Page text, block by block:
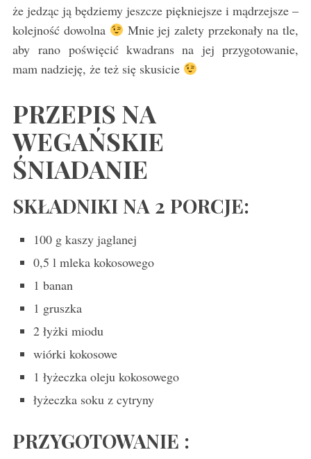
że jedząc ją będziemy jeszcze piękniejsze i mądrzejsze –
kolejność dowolna
Mnie jej zalety przekonały na tle,
aby rano poświęcić kwadrans na jej przygotowanie,
mam nadzieję, że też się skusicie
PRZEPIS NA
WEGAŃSKIE
ŚNIADANIE
SKŁADNIKI NA 2 PORCJE:
100 g kaszy jaglanej
0,5 l mleka kokosowego
1 banan
1 gruszka
2 łyżki miodu
wiórki kokosowe
1 łyżeczka oleju kokosowego
łyżeczka soku z cytryny
PRZYGOTOWANIE :